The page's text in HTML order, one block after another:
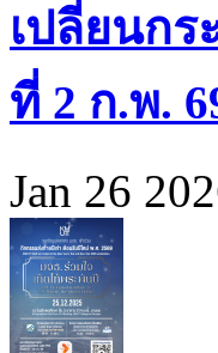
เปลี่ยนก
ที่ 2 ก.พ.
Jan 26